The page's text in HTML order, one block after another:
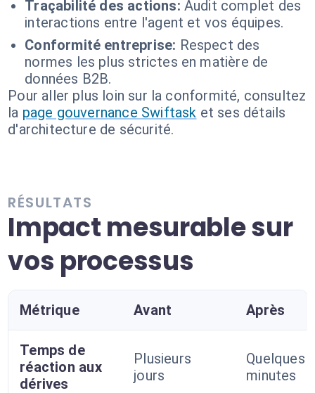
Traçabilité des actions: Audit complet des
interactions entre l'agent et vos équipes.
Conformité entreprise: Respect des
normes les plus strictes en matière de
données B2B.
Pour aller plus loin sur la conformité, consultez
la page gouvernance Swiftask et ses détails
d'architecture de sécurité.
RÉSULTATS
Impact mesurable sur
vos processus
Métrique Avant Après
Temps de
réaction aux
dérives
Plusieurs
jours
Quelques
minutes